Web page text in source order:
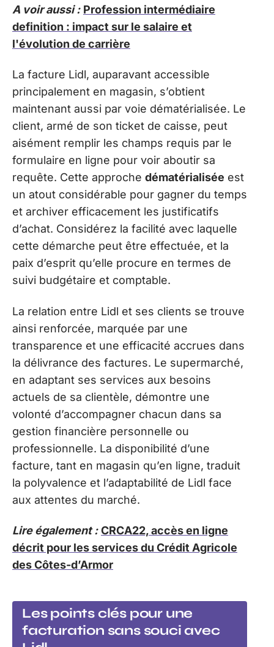
A voir aussi : Profession intermédiaire
definition : impact sur le salaire et
l'évolution de carrière
La facture Lidl, auparavant accessible
principalement en magasin, s’obtient
maintenant aussi par voie dématérialisée. Le
client, armé de son ticket de caisse, peut
aisément remplir les champs requis par le
formulaire en ligne pour voir aboutir sa
requête. Cette approche dématérialisée est
un atout considérable pour gagner du temps
et archiver efficacement les justificatifs
d’achat. Considérez la facilité avec laquelle
cette démarche peut être effectuée, et la
paix d’esprit qu’elle procure en termes de
suivi budgétaire et comptable.
La relation entre Lidl et ses clients se trouve
ainsi renforcée, marquée par une
transparence et une efficacité accrues dans
la délivrance des factures. Le supermarché,
en adaptant ses services aux besoins
actuels de sa clientèle, démontre une
volonté d’accompagner chacun dans sa
gestion financière personnelle ou
professionnelle. La disponibilité d’une
facture, tant en magasin qu’en ligne, traduit
la polyvalence et l’adaptabilité de Lidl face
aux attentes du marché.
Lire également : CRCA22, accès en ligne
décrit pour les services du Crédit Agricole
des Côtes-d’Armor
Les points clés pour une
facturation sans souci avec